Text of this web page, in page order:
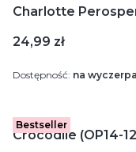
Charlotte
Cena
24,99 zł
Dostępność: na
Bestseller
Crocodile (OP14-